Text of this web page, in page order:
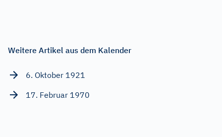
Weitere Artikel aus dem Kalender
6. Oktober 1921
17. Februar 1970